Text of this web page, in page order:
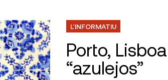
L'INFORMATIU
Porto,
“azulejos”